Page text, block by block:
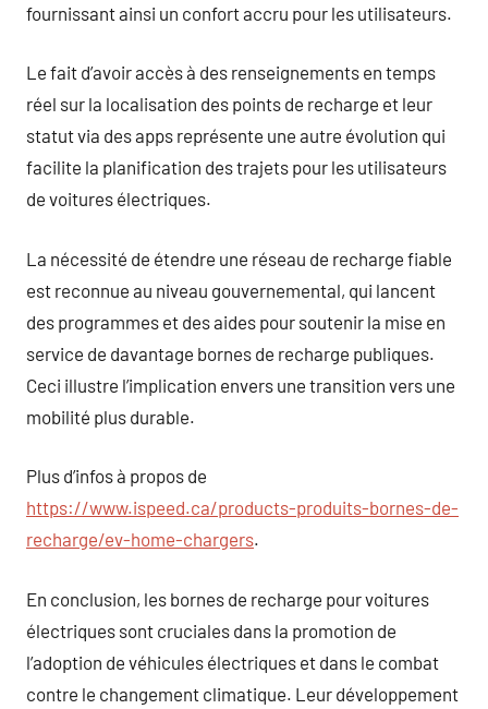
fournissant ainsi un confort accru pour les utilisateurs.
Le fait d’avoir accès à des renseignements en temps
réel sur la localisation des points de recharge et leur
statut via des apps représente une autre évolution qui
facilite la planification des trajets pour les utilisateurs
de voitures électriques.
La nécessité de étendre une réseau de recharge fiable
est reconnue au niveau gouvernemental, qui lancent
des programmes et des aides pour soutenir la mise en
service de davantage bornes de recharge publiques.
Ceci illustre l’implication envers une transition vers une
mobilité plus durable.
Plus d’infos à propos de
https://www.ispeed.ca/products-produits-bornes-de-
recharge/ev-home-chargers.
En conclusion, les bornes de recharge pour voitures
électriques sont cruciales dans la promotion de
l’adoption de véhicules électriques et dans le combat
contre le changement climatique. Leur développement